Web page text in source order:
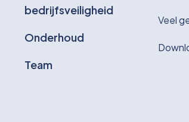
bedrijfsveiligheid
Onderhoud
Team
Veel